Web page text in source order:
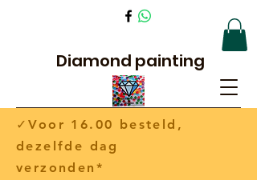
Diamond painting
✓Voor 16.00 besteld,
dezelfde dag
verzonden*